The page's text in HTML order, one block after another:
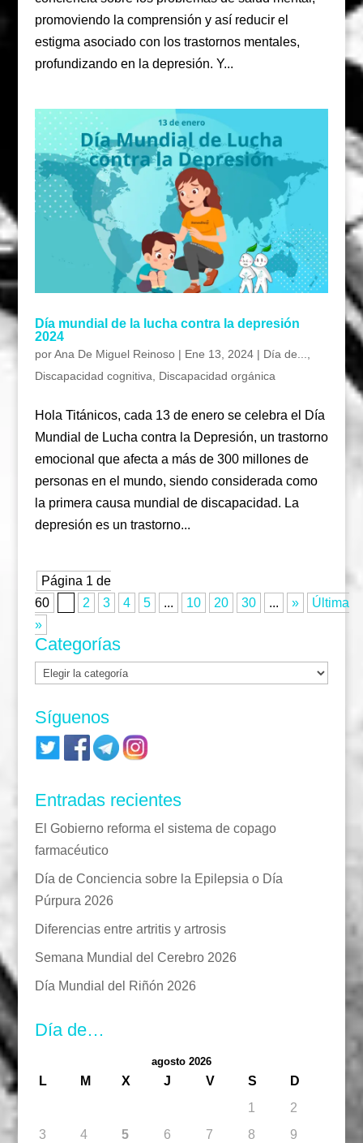
promoviendo la comprensión y así reducir el
estigma asociado con los trastornos mentales,
profundizando en la depresión. Y...
Día mundial de la lucha contra la depresión
2024
porAna De Miguel Reinoso| Ene 13, 2024| Día de...
Discapacidad cognitiva
Discapacidad orgánica
Hola Titánicos, cada 13 de enero se celebra el Día
Mundial de Lucha contra la Depresión, un trastorno
emocional que afecta a más de 300 millones de
personas en el mundo, siendo considerada como
la primera causa mundial de discapacidad. La
depresión es un trastorno...
Página 1 de
60
2 3 4 5 ... 10 20 30 ... »
Última
»
Categorías
Categorías
Síguenos
Entradas recientes
El Gobierno reforma el sistema de copago
farmacéutico
Día de Conciencia sobre la Epilepsia o Día
Púrpura 2026
Diferencias entre artritis y artrosis
Semana Mundial del Cerebro 2026
Día Mundial del Riñón 2026
Día de…
agosto 2026
L M X J V S
D
1
2
3
4 5 6 7 8
9